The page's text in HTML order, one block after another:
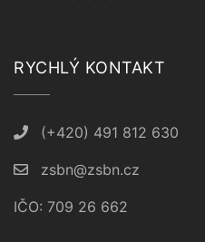
RYCHLÝ KONTAKT
(+420) 491 812 630
zsbn@zsbn.cz
IČO: 709 26 662